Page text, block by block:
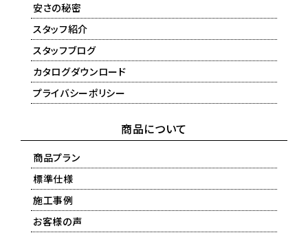
安さの秘密
スタッフ紹介
スタッフブログ
カタログダウンロード
プライバシーポリシー
商品について
商品プラン
標準仕様
施工事例
お客様の声